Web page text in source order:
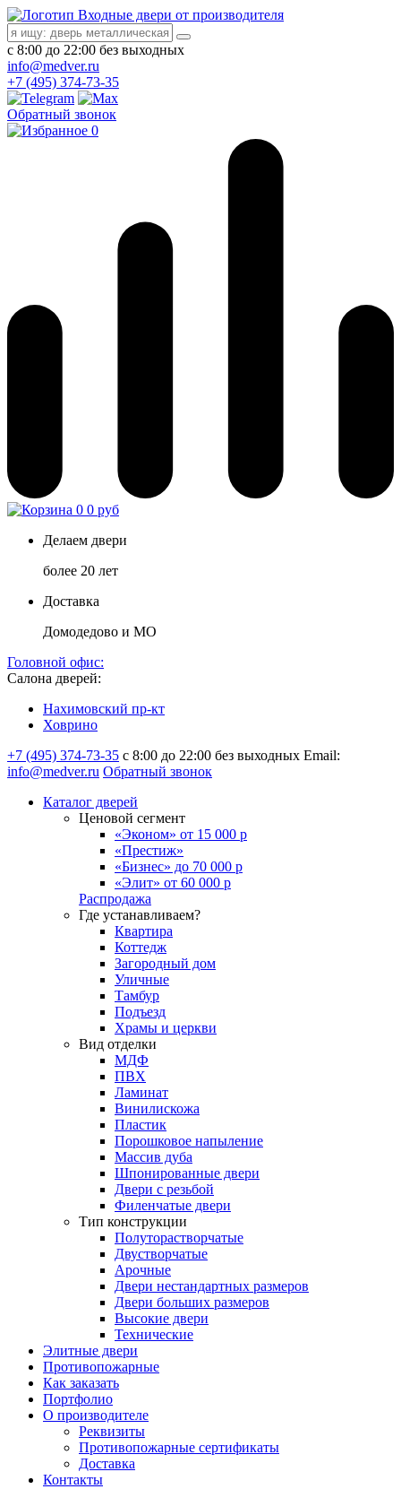
Входные двери от производителя
с 8:00 до 22:00 без выходных
info@medver.ru
+7 (495) 374-73-35
Обратный звонок
0
0 0 руб
Делаем двери
более 20 лет
Доставка
Домодедово и МО
Головной офис:
Салона дверей:
Нахимовский пр-кт
Ховрино
+7 (495) 374-73-35 с 8:00 до 22:00 без выходных Email:
info@medver.ru Обратный звонок
Каталог дверей
Ценовой сегмент
«Эконом» от 15 000 р
«Престиж»
«Бизнес» до 70 000 р
«Элит» от 60 000 р
Распродажа
Где устанавливаем?
Квартира
Коттедж
Загородный дом
Уличные
Тамбур
Подъезд
Храмы и церкви
Вид отделки
МДФ
ПВХ
Ламинат
Винилискожа
Пластик
Порошковое напыление
Массив дуба
Шпонированные двери
Двери с резьбой
Филенчатые двери
Тип конструкции
Полуторастворчатые
Двустворчатые
Арочные
Двери нестандартных размеров
Двери больших размеров
Высокие двери
Технические
Элитные двери
Противопожарные
Как заказать
Портфолио
О производителе
Реквизиты
Противопожарные сертификаты
Доставка
Контакты